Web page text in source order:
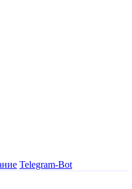
Telegram-Bot